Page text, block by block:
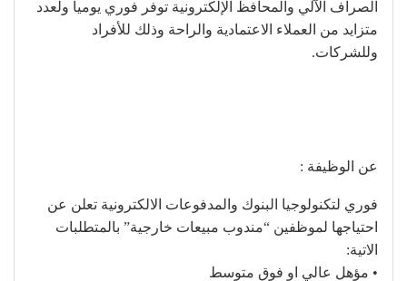
الصراف الآلي والمحافظ الإلكترونية توفر فوري يومياً ولعدد
متزايد من العملاء الاعتمادية والراحة وذلك للأفراد
وللشركات.
عن الوظيفة :
فوري لتكنولوجيا البنوك والمدفوعات الالكترونية تعلن عن
احتياجها لموظفين “مندوب مبيعات خارجية” بالمتطلبات
الاتية:
• مؤهل عالي او فوق متوسط